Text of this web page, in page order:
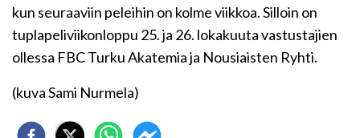
kun seuraaviin peleihin on kolme viikkoa. Silloin on
tuplapeliviikonloppu 25. ja 26. lokakuuta vastustajien
ollessa FBC Turku Akatemia ja Nousiaisten Ryhti.
(kuva Sami Nurmela)